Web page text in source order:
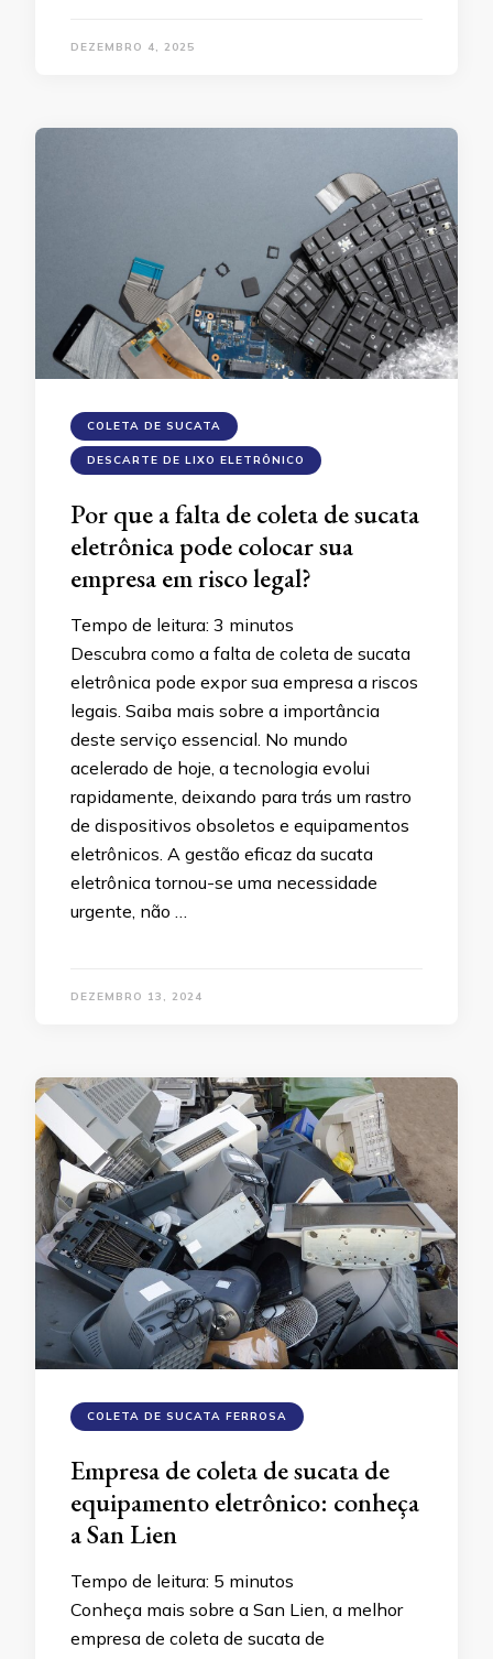
DEZEMBRO 4, 2025
COLETA DE SUCATA
DESCARTE DE LIXO ELETRÔNICO
Por que a falta de coleta de sucata
eletrônica pode colocar sua
empresa em risco legal?
Tempo de leitura: 3 minutos
Descubra como a falta de coleta de sucata
eletrônica pode expor sua empresa a riscos
legais. Saiba mais sobre a importância
deste serviço essencial. No mundo
acelerado de hoje, a tecnologia evolui
rapidamente, deixando para trás um rastro
de dispositivos obsoletos e equipamentos
eletrônicos. A gestão eficaz da sucata
eletrônica tornou-se uma necessidade
urgente, não …
DEZEMBRO 13, 2024
COLETA DE SUCATA FERROSA
Empresa de coleta de sucata de
equipamento eletrônico: conheça
a San Lien
Tempo de leitura: 5 minutos
Conheça mais sobre a San Lien, a melhor
empresa de coleta de sucata de